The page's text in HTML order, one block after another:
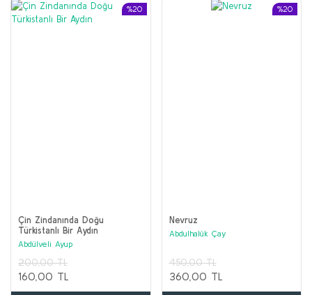
%20
Çin Zindanında Doğu
Türkistanlı Bir Aydın
Abdülveli Ayup
200,00 TL
160,00 TL
%20
Nevruz
Abdulhalûk Çay
450,00 TL
360,00 TL